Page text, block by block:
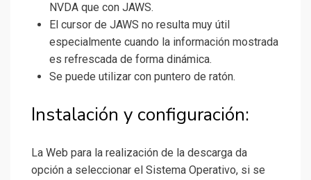
NVDA que con JAWS.
El cursor de JAWS no resulta muy útil
especialmente cuando la información mostrada
es refrescada de forma dinámica.
Se puede utilizar con puntero de ratón.
Instalación y configuración:
La Web para la realización de la descarga da
opción a seleccionar el Sistema Operativo, si se